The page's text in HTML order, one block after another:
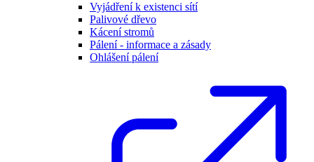
Vyjádření k existenci sítí
Palivové dřevo
Kácení stromů
Pálení - informace a zásady
Ohlášení pálení